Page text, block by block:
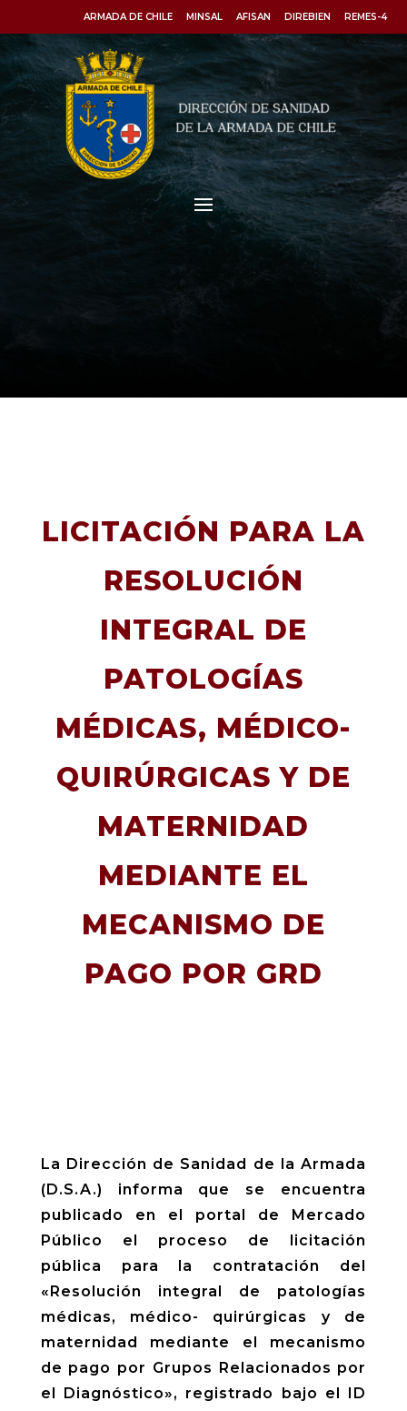
ARMADA DE CHILE MINSAL AFISAN DIREBIEN REMES-4
LICITACIÓN PARA LA
RESOLUCIÓN
INTEGRAL DE
PATOLOGÍAS
MÉDICAS, MÉDICO-
QUIRÚRGICAS Y DE
MATERNIDAD
MEDIANTE EL
MECANISMO DE
PAGO POR GRD
La Dirección de Sanidad de la Armada
(D.S.A.) informa que se encuentra
publicado en el portal de Mercado
Público el proceso de licitación
pública para la contratación del
«Resolución integral de patologías
médicas, médico- quirúrgicas y de
maternidad mediante el mecanismo
de pago por Grupos Relacionados por
el Diagnóstico», registrado bajo el ID